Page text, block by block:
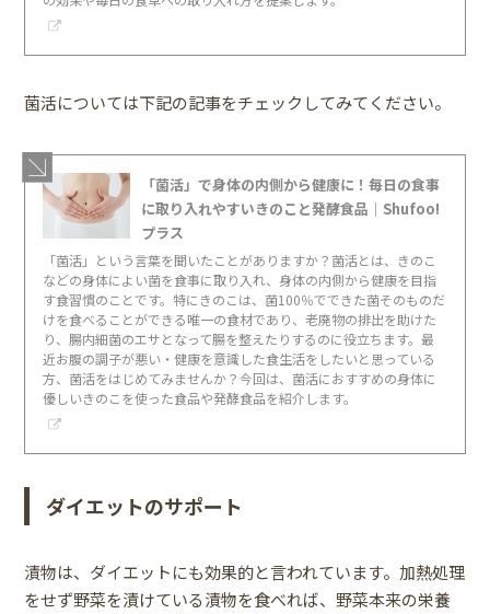
菌活については下記の記事をチェックしてみてください。
「菌活」で身体の内側から健康に！毎日の食事
に取り入れやすいきのこと発酵食品｜Shufoo!
プラス
「菌活」という言葉を聞いたことがありますか？菌活とは、きのこ
などの身体によい菌を食事に取り入れ、身体の内側から健康を目指
す食習慣のことです。特にきのこは、菌100％でできた菌そのものだ
けを食べることができる唯一の食材であり、老廃物の排出を助けた
り、腸内細菌のエサとなって腸を整えたりするのに役立ちます。最
近お腹の調子が悪い・健康を意識した食生活をしたいと思っている
方、菌活をはじめてみませんか？今回は、菌活におすすめの身体に
優しいきのこを使った食品や発酵食品を紹介します。
ダイエットのサポート
漬物は、ダイエットにも効果的と言われています。加熱処理
をせず野菜を漬けている漬物を食べれば、野菜本来の栄養